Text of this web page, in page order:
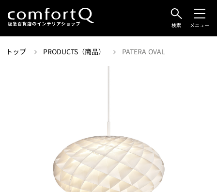
検索 メニュー
トップ PRODUCTS（商品） PATERA OVAL